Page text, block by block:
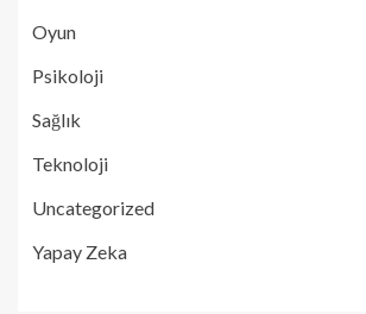
Oyun
Psikoloji
Sağlık
Teknoloji
Uncategorized
Yapay Zeka